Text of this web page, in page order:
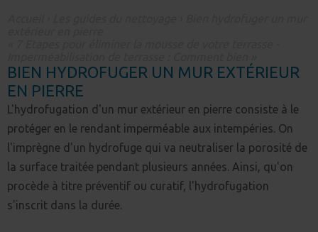
BIEN HYDROFUGER UN MUR EXTÉRIEUR
EN PIERRE
L'hydrofugation d'un mur extérieur en pierre consiste à le
protéger en le rendant imperméable aux intempéries. On
l'imprègne d'un hydrofuge qui va neutraliser la porosité de
la surface traitée pendant plusieurs années. Ainsi, qu'on
procède à titre préventif ou curatif, l'hydrofugation
s'inscrit dans la durée.